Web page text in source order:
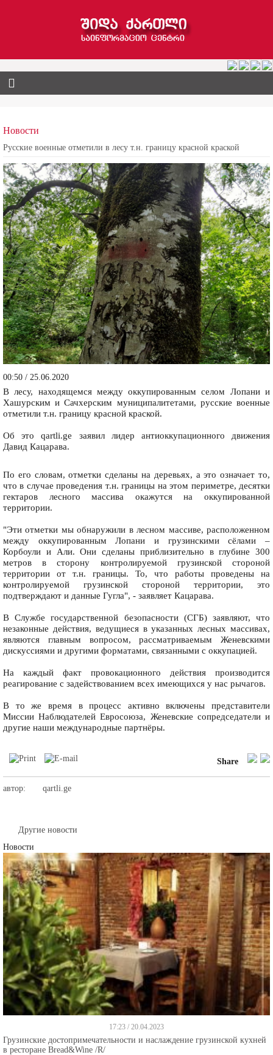
Новости
Русские военные отметили в лесу т.н. границу красной краской
00:50 / 25.06.2020
В лесу, находящемся между оккупированным селом Лопани и
Хашурским и Сачхерским муниципалитетами, русские военные
отметили т.н. границу красной краской.
Об это qartli.ge заявил лидер антиоккупационного движения
Давид Кацарава.
По его словам, отметки сделаны на деревьях, а это означает то,
что в случае проведения т.н. границы на этом периметре, десятки
гектаров лесного массива окажутся на оккупированной
территории.
"Эти отметки мы обнаружили в лесном массиве, расположенном
между оккупированным Лопани и грузинскими сёлами –
Корбоули и Али. Они сделаны приблизительно в глубине 300
метров в сторону контролируемой грузинской стороной
территории от т.н. границы. То, что работы проведены на
контролируемой грузинской стороной территории, это
подтверждают и данные Гугла", - заявляет Кацарава.
В Службе государственной безопасности (СГБ) заявляют, что
незаконные действия, ведущиеся в указанных лесных массивах,
являются главным вопросом, рассматриваемым Женевскими
дискуссиями и другими форматами, связанными с оккупацией.
На каждый факт провокационного действия производится
реагирование с задействованием всех имеющихся у нас рычагов.
В то же время в процесс активно включены представители
Миссии Наблюдателей Евросоюза, Женевские сопредседатели и
другие наши международные партнёры.
Share
автор: qartli.ge
Другие новости
Новости
17:23 / 20.04.2023
Грузинские достопримечательности и наслаждение грузинской кухней
в ресторане Bread&Wine /R/